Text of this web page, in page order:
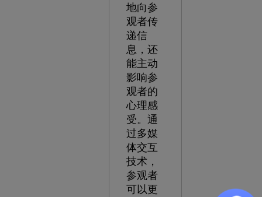
地向参
观者传
递信
息，还
能主动
影响参
观者的
心理感
受。通
过多媒
体交互
技术，
参观者
可以更